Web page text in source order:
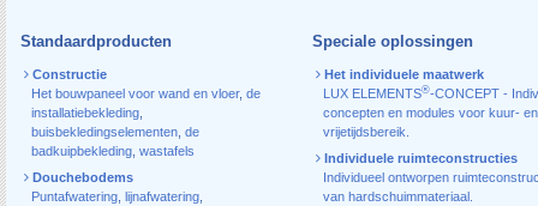
Standaardproducten
Constructie
Het bouwpaneel voor wand en vloer, de
installatiebekleding
buisbekledingselementen de
badkuipbekleding wastafels
Douchebodems
Puntafwatering lijnafwatering
Speciale oplossingen
Het individuele maatwerk
LUX ELEMENTS®-CONCEPT -
concepten en modules voor kuur- en
vrijetijdsbereik.
Individuele ruimteconstructies
Individueel ontworpen
van hardschuimmateriaal.